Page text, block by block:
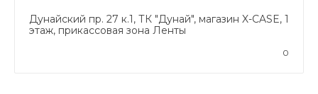
Дунайский пр. 27 к.1, ТК "Дунай", магазин X-CASE, 1
этаж, прикассовая зона Ленты
0